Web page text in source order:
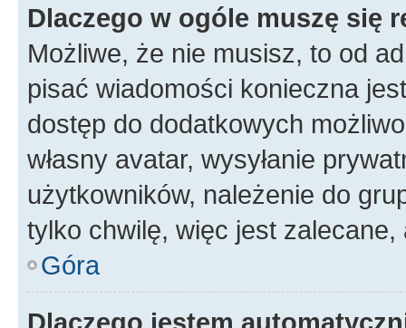
Dlaczego w ogóle muszę się
Możliwe, że nie musisz, to od
pisać wiadomości konieczna
dostęp do dodatkowych
własny avatar, wysyłanie
użytkowników, należenie do
tylko chwilę, więc jest zalecane,
Góra
Dlaczego jestem